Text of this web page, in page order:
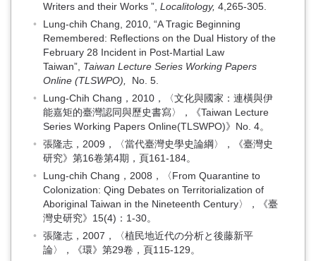
Writers and their Works ”, Localitology, 4,265-305.
Lung-chih Chang, 2010, “A Tragic Beginning
Remembered: Reflections on the Dual History of the
February 28 Incident in Post-Martial Law
Taiwan”, Taiwan Lecture Series Working Papers
Online (TLSWPO),
No. 5.
Lung-Chih Chang，2010，〈文化與國家：連橫與伊
能嘉矩的臺灣認同與歷史書寫〉，《Taiwan Lecture
Series Working Papers Online(TLSWPO)》No. 4。
張隆志，2009，〈當代臺灣史學史論綱〉，《臺灣史
研究》第16卷第4期，頁161-184。
Lung-chih Chang，2008，〈From Quarantine to
Colonization: Qing Debates on Territorialization of
Aboriginal Taiwan in the Nineteenth Century〉，《臺
灣史研究》15(4)：1-30。
張隆志，2007，〈植民地近代の分析と後藤新平
論〉，《環》第29卷，頁115-129。